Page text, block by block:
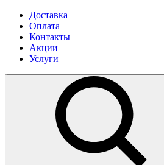
Доставка
Оплата
Контакты
Акции
Услуги